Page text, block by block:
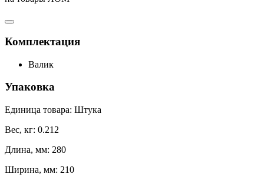
Комплектация
Валик
Упаковка
Единица товара: Штука
Вес, кг: 0.212
Длина, мм: 280
Ширина, мм: 210